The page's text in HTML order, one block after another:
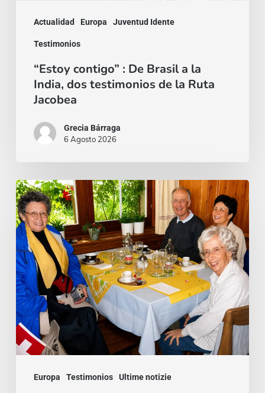
Actualidad Europa Juventud Idente
Testimonios
Ruta
Jacobea
“Estoy contigo” : De Brasil a la
India, dos testimonios de la Ruta
Jacobea
Grecia Bárraga
6 Agosto 2026
Europa Testimonios Ultime notizie
Cardenal
Camillo
Ruini
un
«fiel
pastor»
paseando
por
los